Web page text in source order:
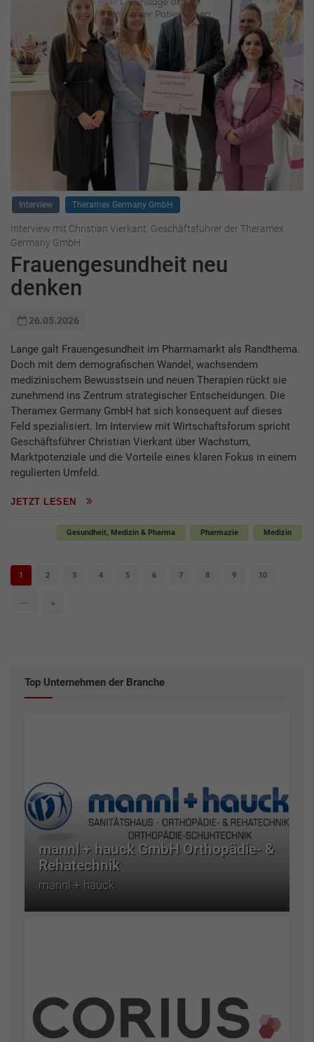
Interview Theramex Germany GmbH
Interview mit Christian Vierkant, Geschäftsführer der Theramex
Germany GmbH
Frauengesundheit neu
denken
26.05.2026
Lange galt Frauengesundheit im Pharmamarkt als Randthema.
Doch mit dem demografischen Wandel, wachsendem
medizinischem Bewusstsein und neuen Therapien rückt sie
zunehmend ins Zentrum strategischer Entscheidungen. Die
Theramex Germany GmbH hat sich konsequent auf dieses
Feld spezialisiert. Im Interview mit Wirtschaftsforum spricht
Geschäftsführer Christian Vierkant über Wachstum,
Marktpotenziale und die Vorteile eines klaren Fokus in einem
regulierten Umfeld.
JETZT LESEN
Gesundheit, Medizin & Pharma Pharmazie Medizin
1 2 3 4 5 6 7 8 9 10
.... »
Top Unternehmen der Branche
mannl + hauck GmbH Orthopädie- &
Rehatechnik
mannl + hauck